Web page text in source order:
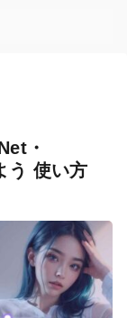
・
う 使い方